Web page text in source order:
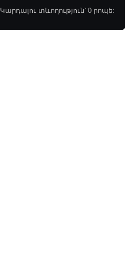
Կարդալու տևողություն՝ 0 րոպե: